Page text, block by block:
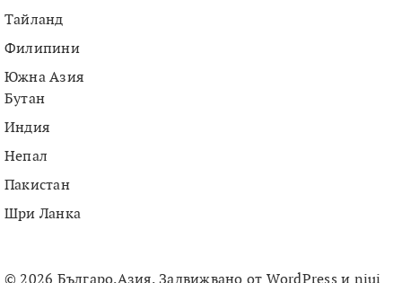
Тайланд
Филипини
Южна Азия
Бутан
Индия
Непал
Пакистан
Шри Ланка
© 2026 Българо.Азия. Задвижвано от WordPress и niui